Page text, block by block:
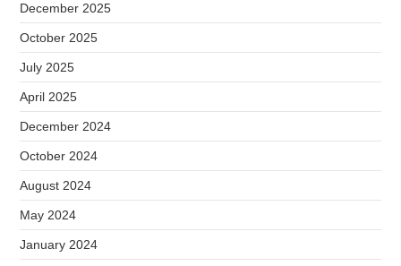
December 2025
October 2025
July 2025
April 2025
December 2024
October 2024
August 2024
May 2024
January 2024